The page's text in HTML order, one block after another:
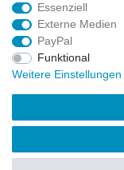
Vertrag widerrufen
Rücksendung
Verpackung
News
Essenziell
Externe Medien
PayPal
Funktional
Weitere Einstellungen